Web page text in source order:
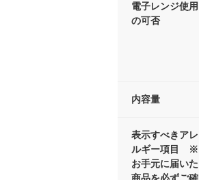
電子レンジ使用
の可否
内容量
表示すべきアレ
ルギー項目 ※
お手元に届いた
商品を必ずご確